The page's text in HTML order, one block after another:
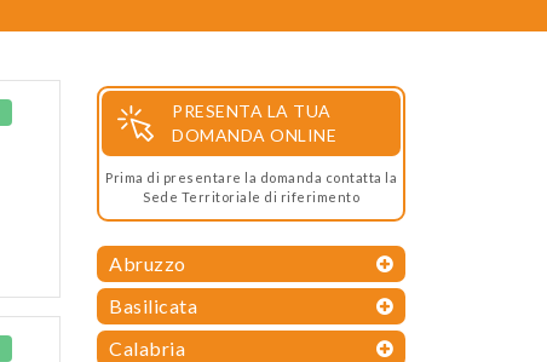
PRESENTA LA TUA
DOMANDA ONLINE
Prima di presentare la domanda contatta la
Sede Territoriale di riferimento
Abruzzo
Basilicata
Calabria